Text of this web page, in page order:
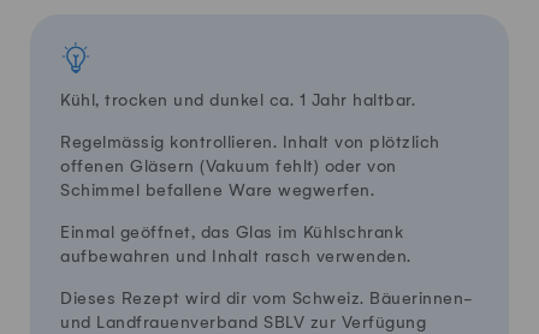
Kühl, trocken und dunkel ca. 1 Jahr haltbar.
Regelmässig kontrollieren. Inhalt von plötzlich
offenen Gläsern (Vakuum fehlt) oder von
Schimmel befallene Ware wegwerfen.
Einmal geöffnet, das Glas im Kühlschrank
aufbewahren und Inhalt rasch verwenden.
Dieses Rezept wird dir vom Schweiz. Bäuerinnen-
und Landfrauenverband SBLV zur Verfügung